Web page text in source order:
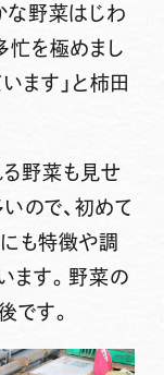
な野菜はじわ
忙を極めまし
ます」と柿田
る野菜も見せ
ので、初めて
も特徴や調
ます。野菜の
です。